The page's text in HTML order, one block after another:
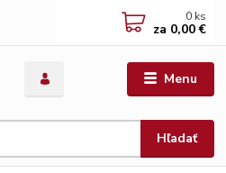
Menu
Hľadať
0 ks
za 0,00 €